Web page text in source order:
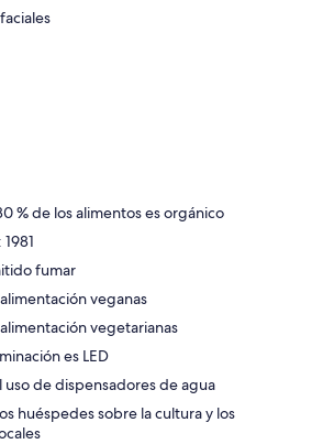
% de los alimentos es orgánico
fumar
veganas
vegetarianas
es LED
uso de dispensadores de agua
huéspedes sobre la cultura y los